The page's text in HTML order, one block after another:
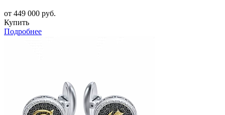
от 449 000 руб.
Купить
Подробнее